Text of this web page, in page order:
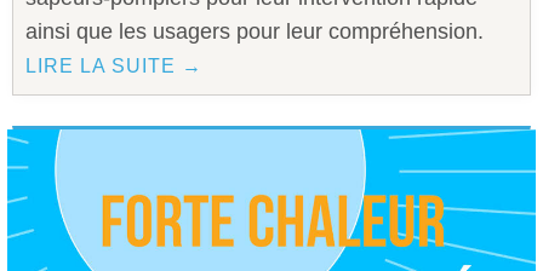
ainsi que les usagers pour leur compréhension.
LIRE LA SUITE →